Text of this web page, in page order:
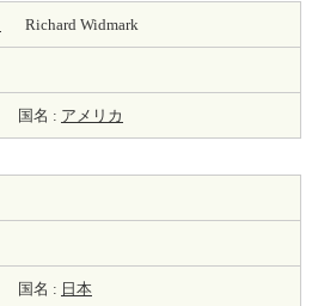
Richard Widmark
国名 : アメリカ
国名 : 日本